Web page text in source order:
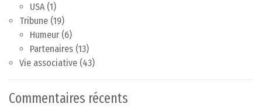
USA(1)
Tribune (19)
Humeur (6)
Partenaires (13)
Vie associative (43)
Commentaires récents